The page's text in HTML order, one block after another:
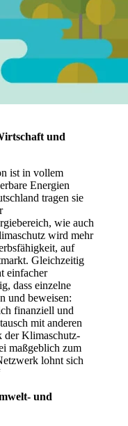
und
ist in vollem
Energien
tragen sie
wie auch
wird mehr
auf
Gleichzeitig
einfacher
dass einzelne
und beweisen:
finanziell und
mit anderen
der Klimaschutz-
maßgeblich zum
lohnt sich
und